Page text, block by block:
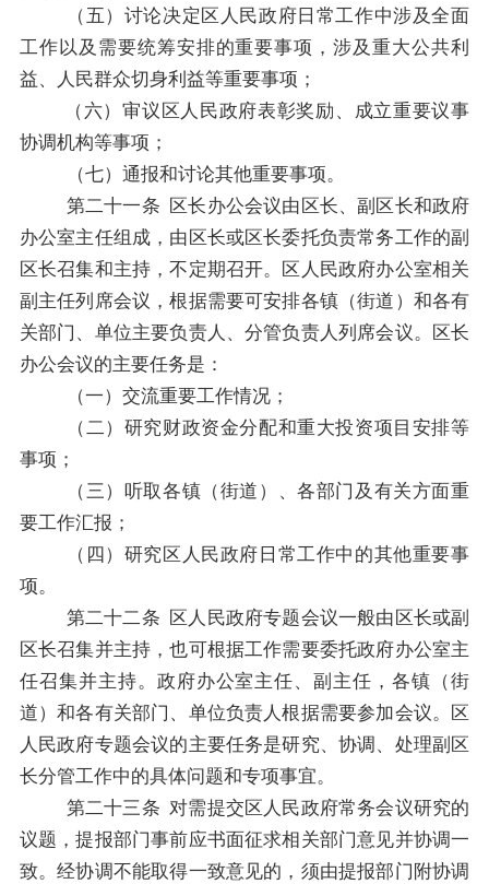
（五）讨论决定 区人民政府 日常工作中涉及全面
工作以及需要统筹安排的重要事项，涉及重大公共利
益、人民群众切身利益等重要事项 ；
（ 六）审议 区人民政府表彰奖励、成立重要议事
协调机构等事项 ；
（七） 通报和讨论其他重要事项。
第二十一条 区长办公会议由 区长、副 区 长和政府
办公室主任组成，由 区长或区长委托负责常务工作的副
区长召集和主持，不定期召开。 区人民政府办公室相关
副 主任列席会议，根据需要可安排各镇（街道）和各有
关部门、单位主要负责人 、分管负责人列席会议。 区长
办公会议的主要任务是：
（一）交流重要工作情况；
（二）研究财政资金分配和重大投资项目安排等
事项 ；
（三）听取各镇（街道）、各部门及有关方面重
要工作汇报 ；
（ 四 ） 研究 区人民政府 日常工作中的其他重要事
项。
第二十二条 区人民政府专题会议一般由 区长或副
区长召集并主持，也可根据工作需要委托政府办公室主
任召集并主持。政府办公室主任、 副 主任，各镇（街
道）和各有关部门、单位负责人根据需要参加会议。
区
人民政府专题会议的主要任务是研究、协调、处理副 区
长分管工作中的具体问题和专项事宜。
第二十三条 对需提交 区人民政府常务会议研究的
议题，提报部门事前应书面征求相关部门意见并协调一
致。经协调不能取得一致意见的，须由提报部门附协调